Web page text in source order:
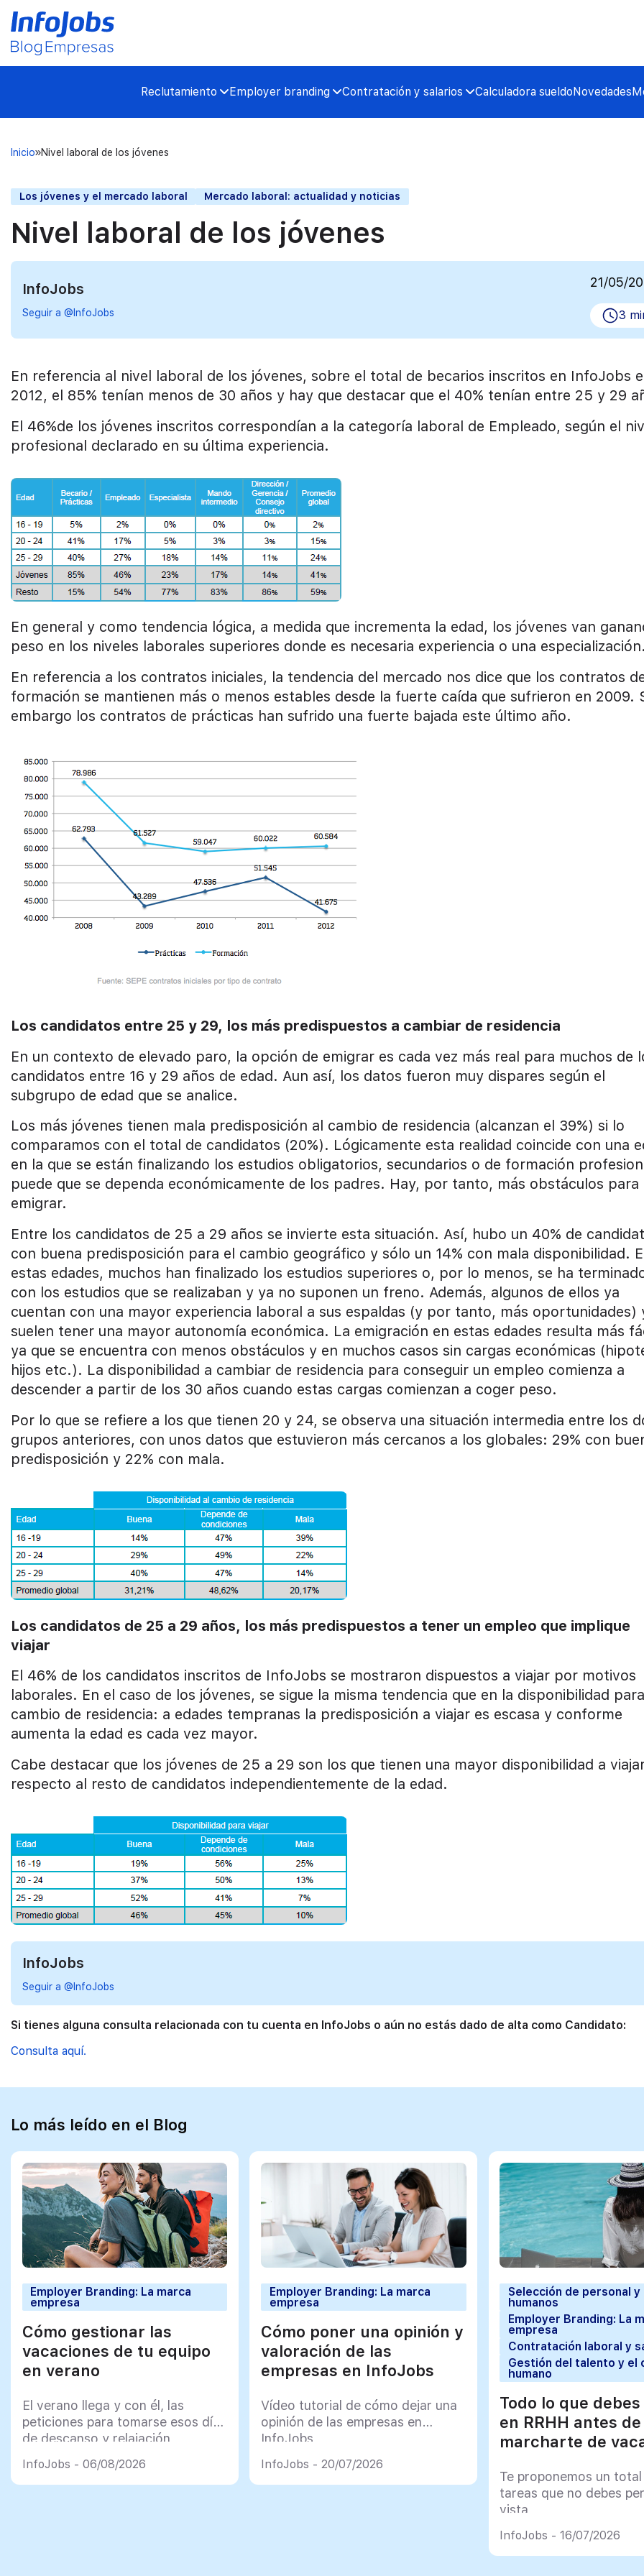
Reclutamiento Employer branding Contratación y salarios Calculadora sueldoNovedades
Inicio Nivel laboral de los jóvenes
Los jóvenes y el mercado laboral Mercado laboral: actualidad y noticias
Nivel laboral de los jóvenes
InfoJobs
Seguir a @InfoJobs
21/05/
3
En referencia al nivel laboral de los jóvenes, sobre el total de becarios inscritos en InfoJobs
2012, el 85% tenían menos de 30 años y hay que destacar que el 40% tenían entre 25 y 29
El 46%de los jóvenes inscritos correspondían a la categoría laboral de Empleado, según el
profesional declarado en su última experiencia.
En general y como tendencia lógica, a medida que incrementa la edad, los jóvenes van
peso en los niveles laborales superiores donde es necesaria experiencia o una
En referencia a los contratos iniciales, la tendencia del mercado nos dice que los contratos
formación se mantienen más o menos estables desde la fuerte caída que sufrieron en 2009.
embargo los contratos de prácticas han sufrido una fuerte bajada este último año.
Los candidatos entre 25 y 29, los más predispuestos a cambiar de residencia
En un contexto de elevado paro, la opción de emigrar es cada vez más real para muchos de
candidatos entre 16 y 29 años de edad. Aun así, los datos fueron muy dispares según el
subgrupo de edad que se analice.
Los más jóvenes tienen mala predisposición al cambio de residencia (alcanzan el 39%) si lo
comparamos con el total de candidatos (20%). Lógicamente esta realidad coincide con una
en la que se están finalizando los estudios obligatorios, secundarios o de formación
puede que se dependa económicamente de los padres. Hay, por tanto, más obstáculos para
emigrar.
Entre los candidatos de 25 a 29 años se invierte esta situación. Así, hubo un 40% de
con buena predisposición para el cambio geográfico y sólo un 14% con mala disponibilidad.
estas edades, muchos han finalizado los estudios superiores o, por lo menos, se ha
con los estudios que se realizaban y ya no suponen un freno. Además, algunos de ellos ya
cuentan con una mayor experiencia laboral a sus espaldas (y por tanto, más oportunidades)
suelen tener una mayor autonomía económica. La emigración en estas edades resulta más
ya que se encuentra con menos obstáculos y en muchos casos sin cargas económicas
hijos etc.). La disponibilidad a cambiar de residencia para conseguir un empleo comienza a
descender a partir de los 30 años cuando estas cargas comienzan a coger peso.
Por lo que se refiere a los que tienen 20 y 24, se observa una situación intermedia entre los
grupos anteriores, con unos datos que estuvieron más cercanos a los globales: 29% con
predisposición y 22% con mala.
Los candidatos de 25 a 29 años, los más predispuestos a tener un empleo que implique
viajar
El 46% de los candidatos inscritos de InfoJobs se mostraron dispuestos a viajar por motivos
laborales. En el caso de los jóvenes, se sigue la misma tendencia que en la disponibilidad
cambio de residencia: a edades tempranas la predisposición a viajar es escasa y conforme
aumenta la edad es cada vez mayor.
Cabe destacar que los jóvenes de 25 a 29 son los que tienen una mayor disponibilidad a
respecto al resto de candidatos independientemente de la edad.
InfoJobs
Seguir a @InfoJobs
Si tienes alguna consulta relacionada con tu cuenta en InfoJobs o aún no estás dado de alta como Candidato:
Consulta aquí.
Lo más leído en el Blog
Employer Branding: La marca
empresa
Cómo gestionar las
vacaciones de tu equipo
en verano
El verano llega y con él, las
peticiones para tomarse esos días
de descanso y relajación
InfoJobs - 06/08/2026
Employer Branding: La marca
empresa
Cómo poner una opinión y
valoración de las
empresas en InfoJobs
Vídeo tutorial de cómo dejar una
opinión de las empresas en
InfoJobs
InfoJobs - 20/07/2026
Selección de personal
humanos
Employer Branding: La
empresa
Contratación laboral y
Gestión del talento y el
humano
Todo lo que
en RRHH antes de
marcharte de
Te proponemos un
tareas que no debes
vista
InfoJobs - 16/07/2026